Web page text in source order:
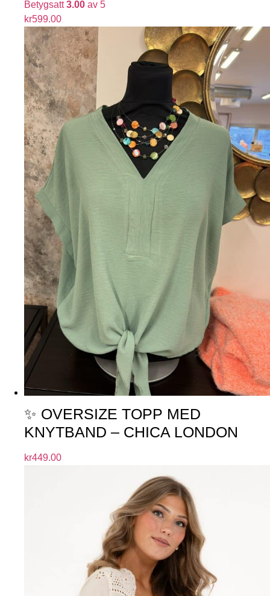
Betygsatt3.00 av 5
kr599.00
✨ OVERSIZE TOPP MED
KNYTBAND – CHICA LONDON
kr449.00